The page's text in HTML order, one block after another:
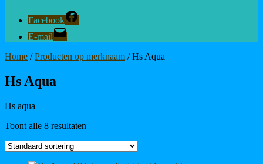
Facebook
E-mail
Home /Producten op merknaam / Hs Aqua
Hs Aqua
Hs aqua
Toont alle 8 resultaten